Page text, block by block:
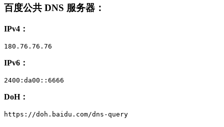
百度公共 DNS 服务器 ：
IPv4：
180.76.76.76
IPv6：
2400:da00::6666
DoH：
https://doh.baidu.com/dns-query